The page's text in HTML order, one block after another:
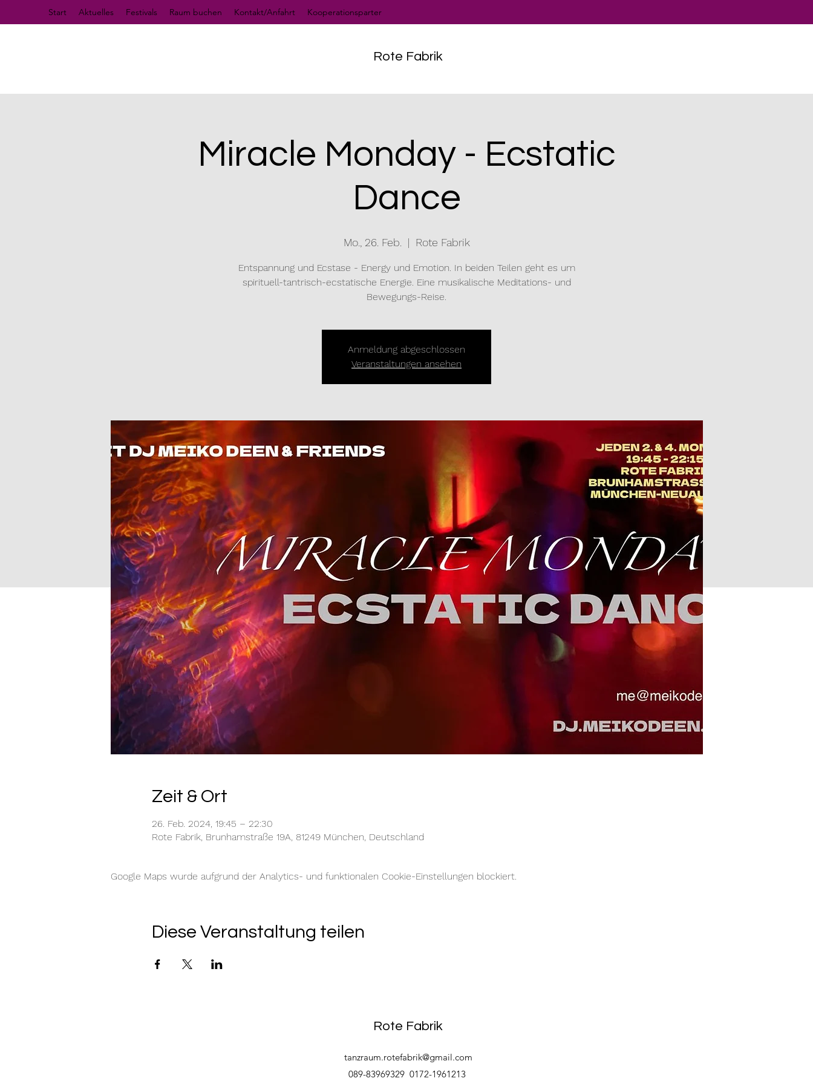
Start Aktuelles Festivals Raum buchen Kontakt/Anfahrt Kooperationsparter
Rote Fabrik
Miracle Monday - Ecstatic
Dance
Mo., 26. Feb.
  |
Rote Fabrik
Entspannung und Ecstase - Energy und Emotion. In beiden Teilen geht es um
spirituell-tantrisch-ecstatische Energie. Eine musikalische Meditations- und
Bewegungs-Reise.
Anmeldung abgeschlossen
Veranstaltungen ansehen
Zeit & Ort
26. Feb. 2024, 19:45 – 22:30
Rote Fabrik, Brunhamstraße 19A, 81249 München, Deutschland
Google Maps wurde aufgrund der Analytics- und funktionalen Cookie-Einstellungen blockiert.
Diese Veranstaltung teilen
Rote Fabrik
tanzraum.rotefabrik@gmail.com
089-83969329 0172-1961213